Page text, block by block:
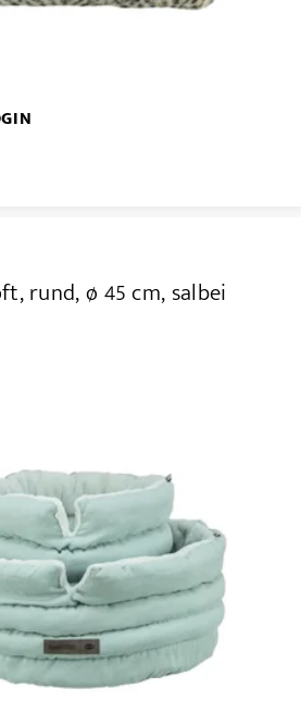
rund, ø 45 cm, salbei